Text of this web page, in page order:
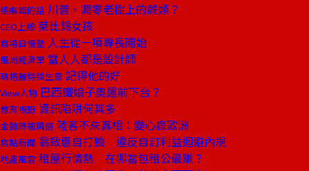
總編輯的話 川普，凋零老樹上的蕨類？
CEO上線 萊比錫女孩
商場自慢塾 人生從一項專長開始
風尚經濟學 當人人都是設計師
瑪格麗特談生意 記得他的好
View人物 巴西鐵娘子奧運前下台？
教育視野 資訊陷阱何其多
金融時報精選 陸客不來真相：變心瘋歐洲
焦點新聞 翁啟惠自打臉 違反自訂利益迴避內規
地產風雲 租屋行情熱 在哪當包租公最賺？